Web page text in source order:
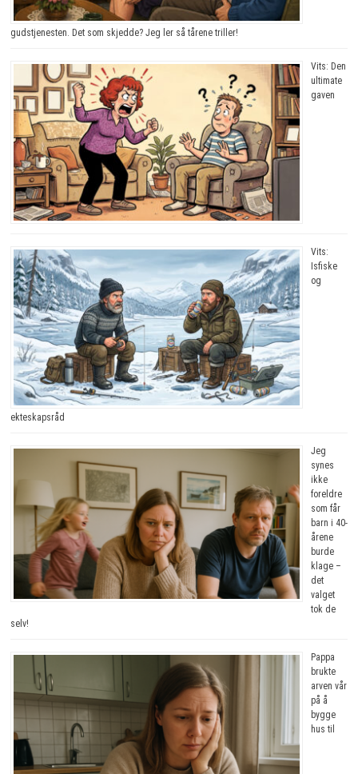
gudstjenesten. Det som skjedde? Jeg ler så tårene triller!
Vits: Den
ultimate
gaven
Vits:
Isfiske
og
ekteskapsråd
Jeg
synes
ikke
foreldre
som får
barn i 40-
årene
burde
klage –
det
valget
tok de
selv!
Pappa
brukte
arven vår
på å
bygge
hus til